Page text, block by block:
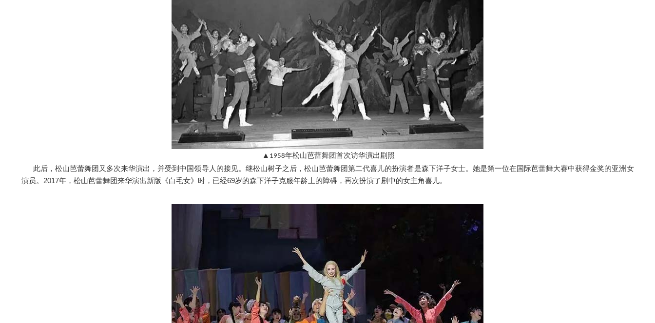
▲ 1958年松山芭蕾舞团首次访华演出剧照
此后，松山芭蕾舞团又多次来华演出，并受到中国领导人的接见。继松山树子之后，松山芭蕾舞团第二代喜儿的扮演者是森下洋子女士。她是第一位在国际芭蕾舞大赛中获得金奖的亚洲女
演员。2017年，松山芭蕾舞团来华演出新版《白毛女》时，已经69岁的森下洋子克服年龄上的障碍，再次扮演了剧中的女主角喜儿。